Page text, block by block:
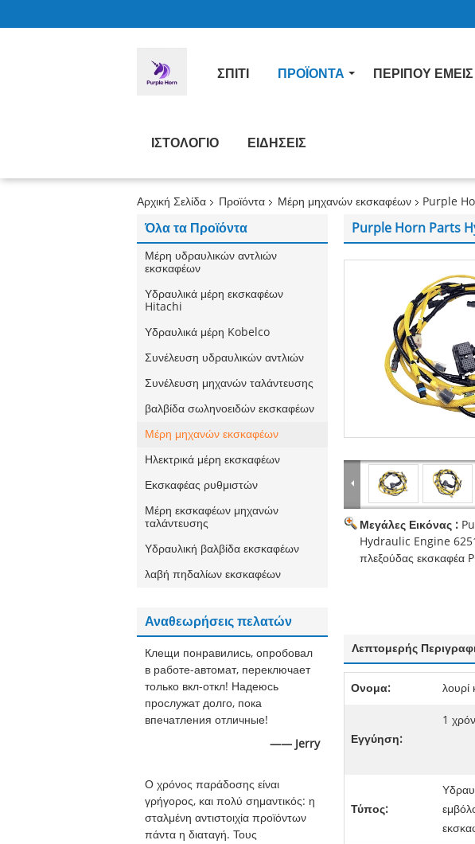
ΣΠΊΤΙ ΠΡΟΪΌΝΤΑ ΠΕΡΊΠΟΥ ΕΜΕΊΣ
ΙΣΤΟΛΌΓΙΟ ΕΙΔΉΣΕΙΣ
Αρχική Σελίδα Προϊόντα Μέρη μηχανών εκσκαφέων Purple
Όλα τα Προϊόντα
Μέρη υδραυλικών αντλιών
εκσκαφέων
Υδραυλικά μέρη εκσκαφέων
Hitachi
Υδραυλικά μέρη Kobelco
Συνέλευση υδραυλικών αντλιών
Συνέλευση μηχανών ταλάντευσης
βαλβίδα σωληνοειδών εκσκαφέων
Μέρη μηχανών εκσκαφέων
Ηλεκτρικά μέρη εκσκαφέων
Εκσκαφέας ρυθμιστών
Μέρη εκσκαφέων μηχανών
ταλάντευσης
Υδραυλική βαλβίδα εκσκαφέων
λαβή πηδαλίων εκσκαφέων
Αναθεωρήσεις πελατών
Клещи понравились, опробовал
в работе-автомат, переключает
только вкл-откл! Надеюсь
прослужат долго, пока
впечатления отличные!
—— Jerry
Ο χρόνος παράδοσης είναι
γρήγορος, και πολύ σημαντικός: η
σταλμένη αντιστοιχία προϊόντων
πάντα η διαταγή. Τους
Purple Horn Parts
Μεγάλες Εικόνας :
Hydraulic Engine
πλεξούδας εκσκαφέα
Λεπτομερής
Ονομα:
Εγγύηση:
1
Τύπος: